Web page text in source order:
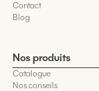
Contact
Blog
Nos produits
Catalogue
Nos conseils